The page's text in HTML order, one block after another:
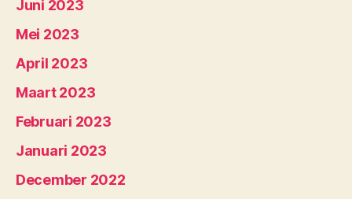
Juni 2023
Mei 2023
April 2023
Maart 2023
Februari 2023
Januari 2023
December 2022